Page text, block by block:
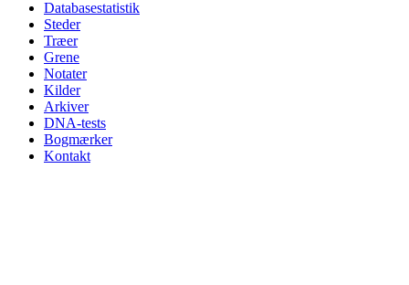
Databasestatistik
Steder
Træer
Grene
Notater
Kilder
Arkiver
DNA-tests
Bogmærker
Kontakt